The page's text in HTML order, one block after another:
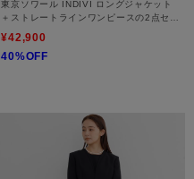
東京ソワール INDIVI ロングジャケット
＋ストレートラインワンピースの2点セッ
¥42,900
40%OFF